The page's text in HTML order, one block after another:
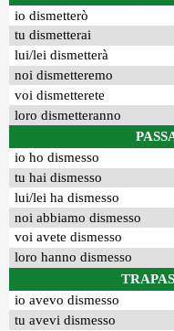
io dismetterò
tu dismetterai
lui/lei dismetterà
noi dismetteremo
voi dismetterete
loro dismetteranno
io ho dismesso
tu hai dismesso
lui/lei ha dismesso
noi abbiamo dismesso
voi avete dismesso
loro hanno dismesso
io avevo dismesso
tu avevi dismesso